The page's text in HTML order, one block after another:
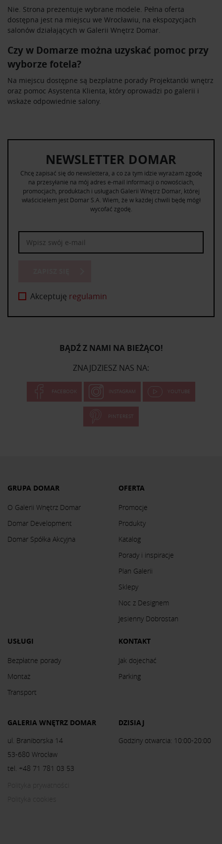
Nie. Strona prezentuje wybrane modele. Pełna oferta
dostępna jest na miejscu we Wrocławiu, na ekspozycjach
salonów działających w Galerii Wnętrz Domar.
Czy w Domarze można uzyskać pomoc przy
wyborze fotela?
Na miejscu dostępne są bezpłatne porady Projektantki wnętrz
oraz pomoc Asystenta Klienta, który oprowadzi po galerii i
wskaże odpowiednie salony.
NEWSLETTER DOMAR
Chcę zapisać się do newslettera, a co za tym idzie wyrażam zgodę
na przesyłanie na mój adres e-mail informacji o nowościach,
promocjach, produktach i usługach Galerii Wnętrz Domar, której
właścicielem jest Domar S.A. Wiem, że w każdej chwili będę mógł
wycofać zgodę.
Akceptuję regulamin
BĄDŹ Z NAMI NA BIEŻĄCO!
ZNAJDZIESZ NAS NA:
FACEBOOK INSTAGRAM YOUTUBE
PINTEREST
GRUPA DOMAR
O Galerii Wnętrz Domar
Domar Development
Domar Spółka Akcyjna
OFERTA
Promocje
Produkty
Katalog
Porady i inspiracje
Plan Galerii
Sklepy
Noc z Designem
Jesienny Dobrostan
USŁUGI
Bezpłatne porady
Montaż
Transport
KONTAKT
Jak dojechać
Parking
GALERIA WNĘTRZ DOMAR
ul. Braniborska 14
53-680 Wrocław
tel. +48 71 781 03 53
DZISIAJ
Godziny otwarcia: 10:00-20:00